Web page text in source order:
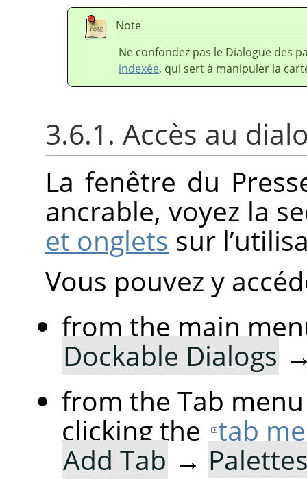
Note
Ne confondez pas le Dialogue des
indexée, qui sert à manipuler la
3.6.1. Accès au
La fenêtre du
ancrable, voyez la
et onglets sur
Vous pouvez y
from the main
Dockable Dialogs
from the Tab
clicking the tab
Add Tab →